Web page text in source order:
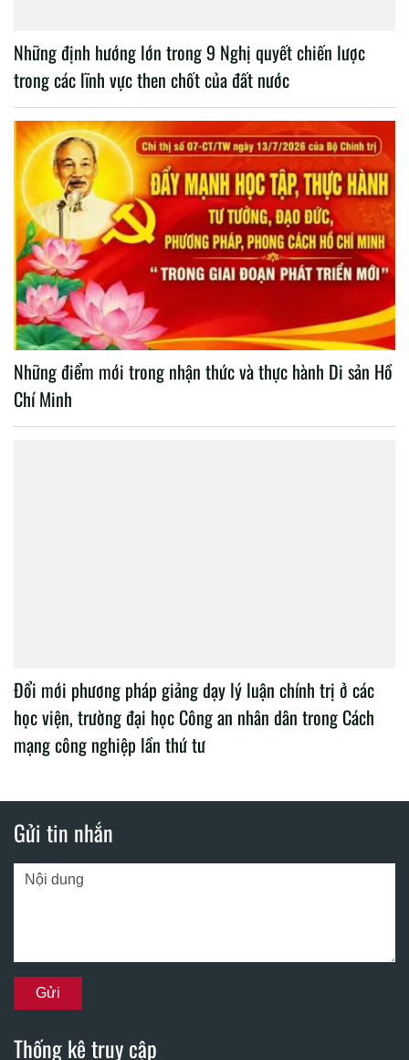
Những định hướng lớn trong 9 Nghị quyết chiến lược
trong các lĩnh vực then chốt của đất nước
Những điểm mới trong nhận thức và thực hành Di sản Hồ
Chí Minh
Đổi mới phương pháp giảng dạy lý luận chính trị ở các
học viện, trường đại học Công an nhân dân trong Cách
mạng công nghiệp lần thứ tư
Gửi tin nhắn
Thống kê truy cập